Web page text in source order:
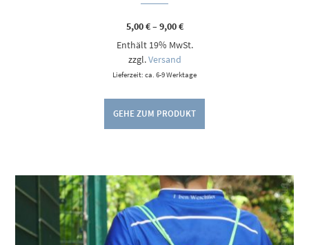
5,00€–9,00€Preisspanne:
bis
Enthält 19% MwSt.
zzgl.Versand
Lieferzeit: ca. 6-9 Werktage
GEHE ZUM PRODUKT